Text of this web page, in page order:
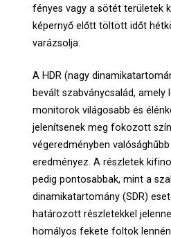
fényes vagy a sötét területek
képernyő előtt töltött időt
varázsolja.
A HDR (nagy
bevált szabványcsalád, amely
monitorok világosabb és
jelenítsenek meg fokozott
végeredményben
eredményez. A részletek
pedig pontosabbak, mint a
dinamikatartomány (SDR)
határozott részletekkel
homályos fekete foltok